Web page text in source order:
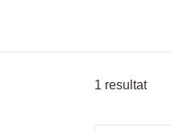
1 resultat